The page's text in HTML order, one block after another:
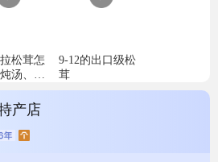
松茸怎
汤、香
身，样样
9-12的出口级松
茸
产店